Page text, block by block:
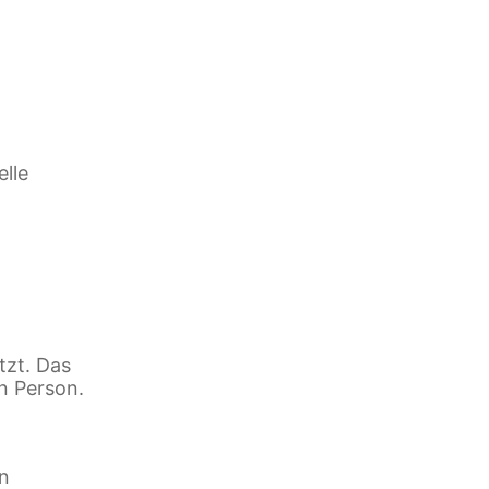
Das
Person.